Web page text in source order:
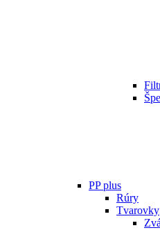
PP plus
Rúry
Tvarovky